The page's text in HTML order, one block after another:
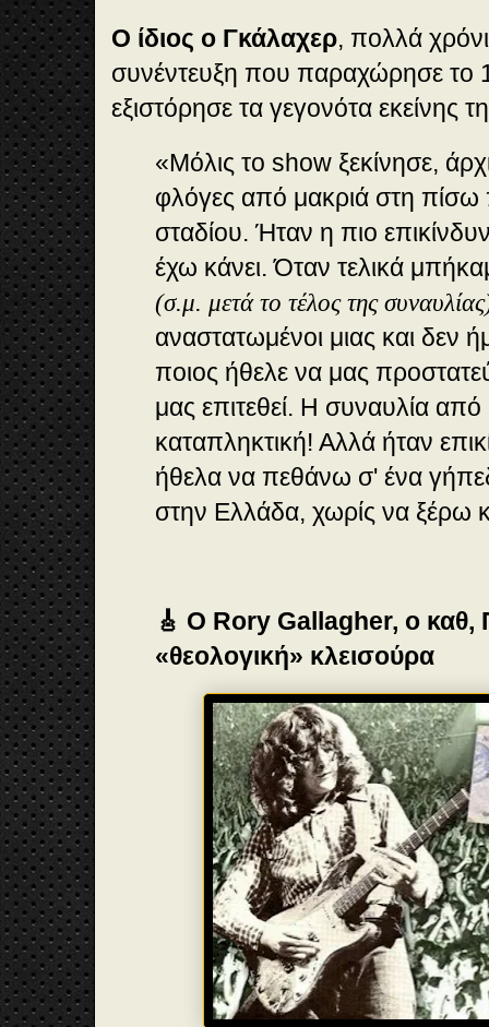
O ίδιος ο Γκάλαχερ, πολλά
συνέντευξη που παραχώρησε το
εξιστόρησε τα γεγονότα εκείνης
«Μόλις το show ξεκίνησε,
φλόγες από μακριά στη πίσω
σταδίου. Ήταν η πιο
έχω κάνει. Όταν τελικά
(σ.μ. μετά το τέλος της
αναστατωμένοι μιας και δεν
ποιος ήθελε να μας
μας επιτεθεί. Η συναυλία
καταπληκτική! Αλλά ήταν
ήθελα να πεθάνω σ' ένα
στην Ελλάδα, χωρίς να ξέρω
🎸 Ο Rory Gallagher, ο καθ,
«θεολογική» κλεισούρα